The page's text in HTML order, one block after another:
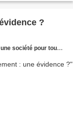
?
pour tous les âges